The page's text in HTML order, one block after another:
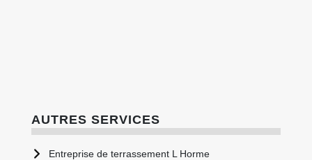
AUTRES SERVICES
Entreprise de terrassement L Horme